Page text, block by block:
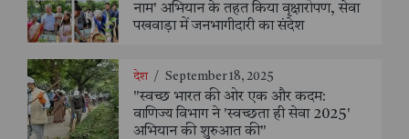
नाम' अभियान के तहत किया वृक्षारोपण, सेवा
पखवाड़ा में जनभागीदारी का संदेश
देश / September 18, 2025
"स्वच्छ भारत की ओर एक और कदम:
वाणिज्य विभाग ने 'स्वच्छता ही सेवा 2025'
अभियान की शुरुआत की"